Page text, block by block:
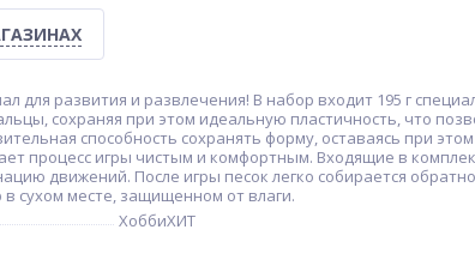
развития и развлечения! В набор входит 195 г
сохраняя при этом идеальную пластичность, что
способность сохранять форму, оставаясь при
процесс игры чистым и комфортным. Входящие в
движений. После игры песок легко собирается
сухом месте, защищенном от влаги.
ХоббиХИТ